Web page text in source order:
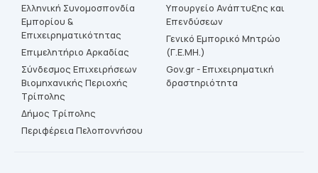
Ελληνική Συνομοσπονδία
Εμπορίου &
Επιχειρηματικότητας
Επιμελητήριο Αρκαδίας
Σύνδεσμος Επιχειρήσεων
Βιομηχανικής Περιοχής
Τρίπολης
Δήμος Τρίπολης
Περιφέρεια Πελοποννήσου
Υπουργείο Ανάπτυξης και
Επενδύσεων
Γενικό Εμπορικό Μητρώο
(Γ.Ε.ΜΗ.)
Gov.gr - Επιχειρηματική
δραστηριότητα